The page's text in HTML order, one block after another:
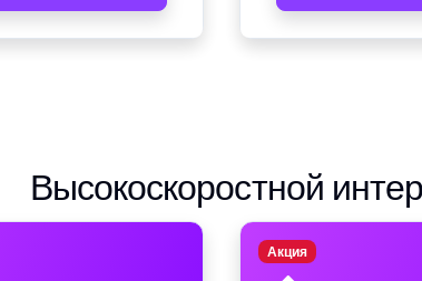
Высокоскоростной
Акция